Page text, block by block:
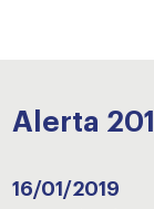
Alerta
16/01/2019